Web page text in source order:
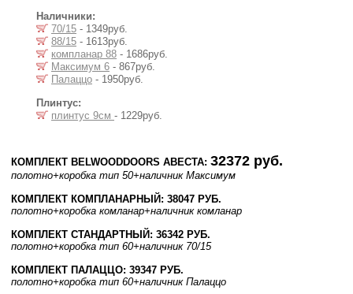
Наличники:
70/15 - 1349руб.
88/15 - 1613руб.
компланар 88 - 1686руб.
Максимум 6 - 867руб.
Палаццо - 1950руб.
Плинтус:
плинтус 9см - 1229руб.
КОМПЛЕКТ BELWOODDOORS АВЕСТА: 32372 руб.
полотно+коробка тип 50+наличник Максимум
КОМПЛЕКТ КОМПЛАНАРНЫЙ: 38047 РУБ.
полотно+коробка комланар+наличник комланар
КОМПЛЕКТ СТАНДАРТНЫЙ: 36342 РУБ.
полотно+коробка тип 60+наличник 70/15
КОМПЛЕКТ ПАЛАЦЦО: 39347 РУБ.
полотно+коробка тип 60+наличник Палаццо